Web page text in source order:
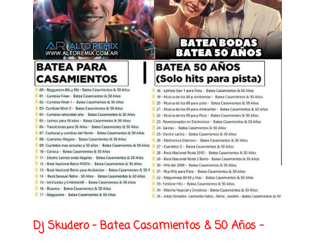
Dj Skudero - Batea Casamientos & 50 Años -